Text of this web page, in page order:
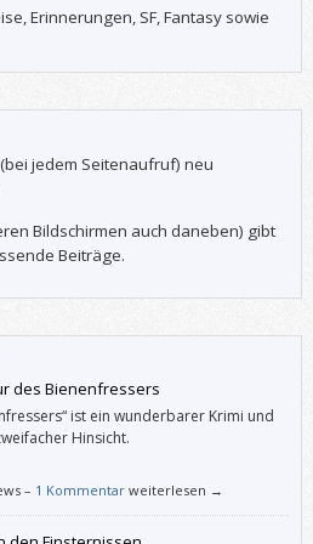
Erinnerungen, SF, Fantasy sowie
jedem Seitenaufruf) neu
Bildschirmen auch daneben) gibt
Beiträge.
des Bienenfressers
ist ein wunderbarer Krimi und
Hinsicht.
– 1 Kommentar weiterlesen →